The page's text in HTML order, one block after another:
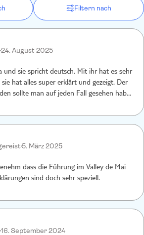
Filtern nach
24. August 2025
und sie spricht deutsch. Mit ihr hat es sehr
hat alles super erklärt und gezeigt. Der
sollte man auf jeden Fall gesehen haben
schwimmen.
5. März 2025
dass die Führung im Valley de Mai
sind doch sehr speziell.
16. September 2024